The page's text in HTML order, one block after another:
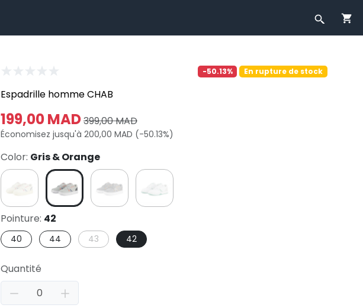
-50.13% En rupture de stock
Espadrille homme CHAB
199,00 MAD399,00 MAD
Économisez jusqu'à 200,00 MAD (-50.13%)
Color: Gris & Orange
Pointure: 42
40 44 43 42
Quantité